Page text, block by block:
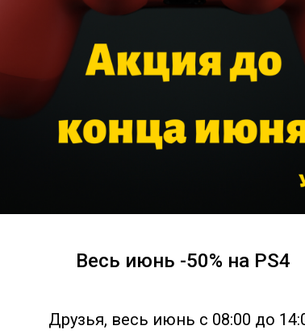
Друзья, весь июнь с 08:00 до
Весь июнь -50% на PS4